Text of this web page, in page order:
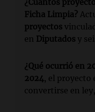
¿Cuántos
Ficha Limpia?
proyectos
en Diputados y
¿Qué ocurrió en
2024, el proyecto
convertirse en